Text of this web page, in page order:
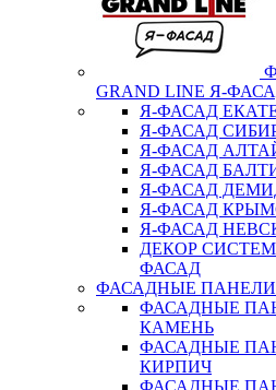
GRAND LINE Я-
Я-ФАСАД
Я-ФАСАД
Я-ФАСАД
Я-ФАСАД
Я-ФАСАД
Я-ФАСАД
Я-ФАСАД
ДЕКОР
ФАСАД
ФАСАДНЫЕ
ФАСАДНЫЕ
КАМЕНЬ
ФАСАДНЫЕ
КИРПИЧ
ФАСАДНЫЕ